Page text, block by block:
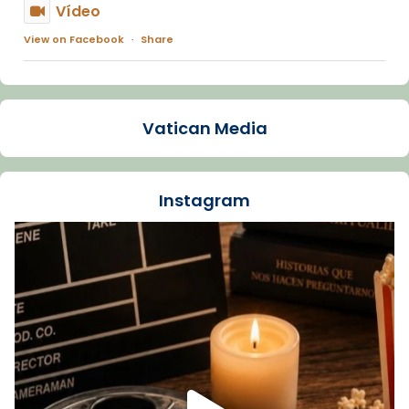
Vídeo
View on Facebook · Share
Arquebisbat de Barcelona
La Carmina va patir depressió. Fa gairebé
dos mesos, a l'Estadi Lluís Companys, la
Recupera l'entrevista comp
Vatican
tican News 👇
www.vaticannews.va/es/iglesia/news/2026-
07/carmina-historia-depresion-papa-viaje-
espana-testimoni...
Foto
View on Facebook · Share
Vatican Media
Instagram